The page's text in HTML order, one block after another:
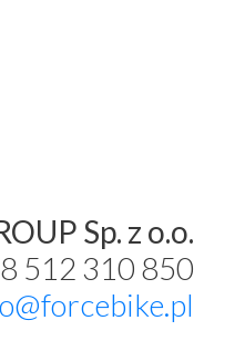
Sp. z o.o.
512 310 850